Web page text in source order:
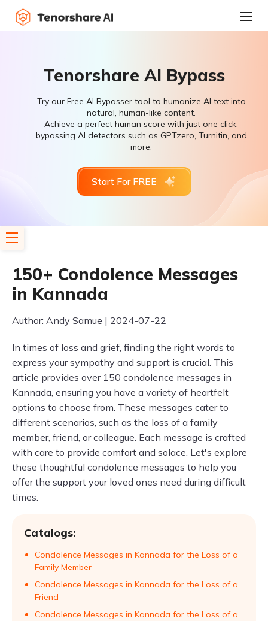
Tenorshare AI Bypass
Try our Free AI Bypasser tool to humanize AI text into
natural, human-like content.
Achieve a perfect human score with just one click,
bypassing AI detectors such as GPTzero, Turnitin, and
more.
Start For FREE
150+ Condolence Messages
in Kannada
Author: Andy Samue | 2024-07-22
In times of loss and grief, finding the right words to
express your sympathy and support is crucial. This
article provides over 150 condolence messages in
Kannada, ensuring you have a variety of heartfelt
options to choose from. These messages cater to
different scenarios, such as the loss of a family
member, friend, or colleague. Each message is crafted
with care to provide comfort and solace. Let's explore
these thoughtful condolence messages to help you
offer the support your loved ones need during difficult
times.
Catalogs:
Condolence Messages in Kannada for the Loss of a
Family Member
Condolence Messages in Kannada for the Loss of a
Friend
Condolence Messages in Kannada for the Loss of a